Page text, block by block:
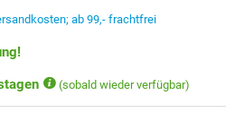
ab 99,- frachtfrei
(sobald wieder verfügbar)